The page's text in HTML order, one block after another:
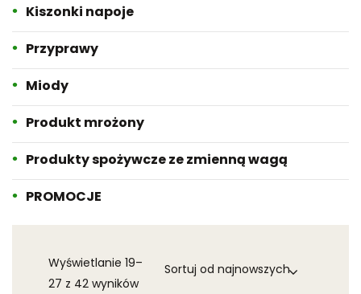
Kiszonki napoje
Przyprawy
Miody
Produkt mrożony
Produkty spożywcze ze zmienną wagą
PROMOCJE
Wyświetlanie 19–
27 z 42 wyników